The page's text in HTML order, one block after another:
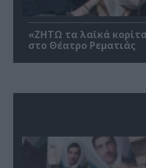
«ΖΗΤΩ τα λαϊκά
στο Θέατρο Ρεματιάς